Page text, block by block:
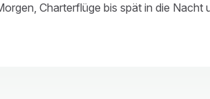
Charterflüge bis spät in die Nacht